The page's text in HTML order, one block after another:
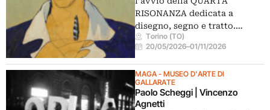
RISONANZA dedicata a
disegno, segno e tratto.…
Torino (TO)
20/05/2026–01/11/2026
MAGA - MUSEO D'ARTE DI
GALLARATE
Paolo Scheggi | Vincenzo
Agnetti